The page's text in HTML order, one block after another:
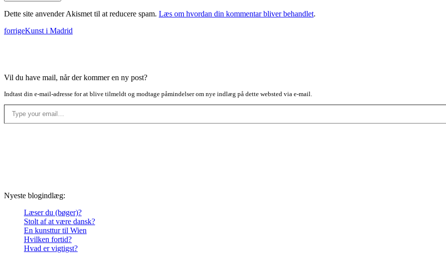
Dette site anvender Akismet til at reducere spam. Læs om hvordan din kommentar bliver behandlet.
forrigeKunst i Madrid
Vil du have mail, når der kommer en ny post?
Indtast din e-mail-adresse for at blive tilmeldt og modtage påmindelser om nye indlæg på dette websted via e-mail.
Type your email…
Nyeste blogindlæg:
Læser du (bøger)?
Stolt af at være dansk?
En kunsttur til Wien
Hvilken fortid?
Hvad er vigtigst?